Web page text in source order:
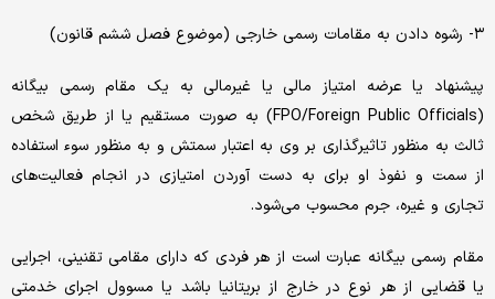
۳- رشوه دادن به مقامات رسمی خارجی (موضوع فصل ششم قانون)
پیشنهاد یا عرضه امتیاز مالی یا غیرمالی به یک مقام رسمی بیگانه
(FPO/Foreign Public Officials) به صورت مستقیم یا از طریق شخص
ثالث به منظور تاثیر‌گذاری بر وی به اعتبار سمتش و به منظور سوء استفاده
از سمت و نفوذ او برای به دست آوردن امتیازی در انجام فعالیت‌های
تجاری و غیره، جرم محسوب می‌شود.
مقام رسمی بیگانه عبارت است از هر فردی که دارای مقامی تقنینی، اجرایی
یا قضایی از هر نوع در خارج از بریتانیا باشد یا مسوول اجرای خدمتی